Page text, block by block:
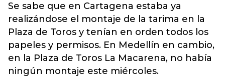
Se sabe que en Cartagena estaba ya
realizándose el montaje de la tarima en la
Plaza de Toros y tenían en orden todos los
papeles y permisos. En Medellín en cambio,
en la Plaza de Toros La Macarena, no había
ningún montaje este miércoles.